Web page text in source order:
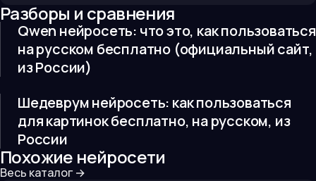
Разборы и сравнения
Qwen нейросеть: что это, как пользоваться
на русском бесплатно (официальный сайт,
из России)
Шедеврум нейросеть: как пользоваться
для картинок бесплатно, на русском, из
России
Похожие нейросети
Весь каталог →